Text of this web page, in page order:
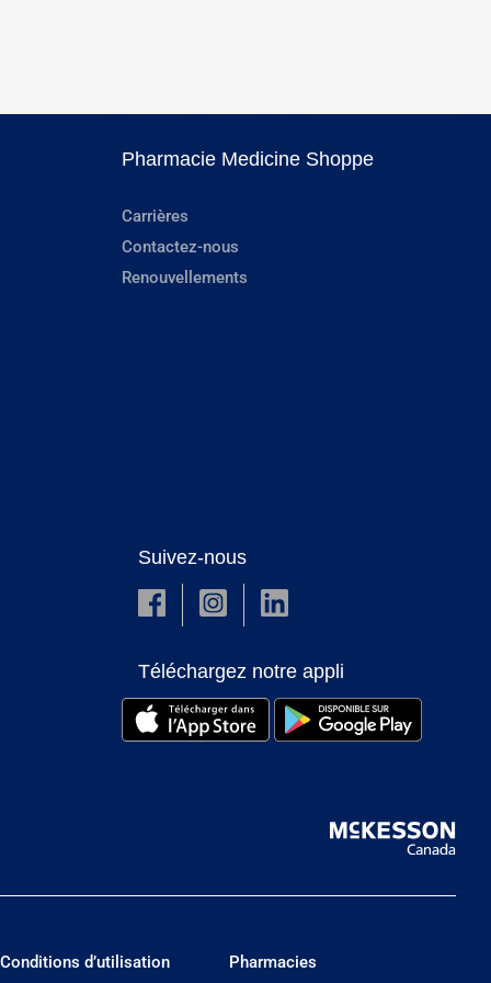
Pharmacie Medicine Shoppe
Carrières
Contactez-nous
Renouvellements
Suivez-nous
Téléchargez notre appli
Conditions d’utilisation Pharmacies